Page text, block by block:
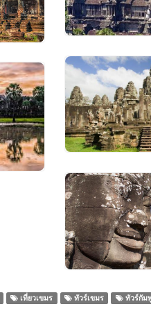
เที่ยวเขมร ทัวร์เขมร ทัวร์กัม